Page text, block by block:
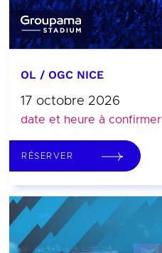
OL / OGC NICE
17 octobre 2026
date et heure à confirmer
RÉSERVER